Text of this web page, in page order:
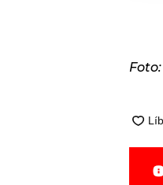
Foto: